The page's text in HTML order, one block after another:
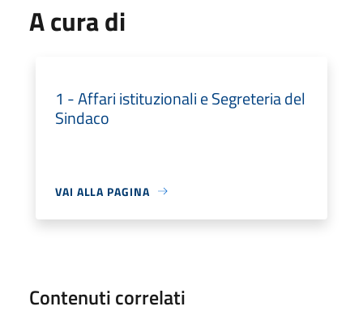
A cura di
1 - Affari istituzionali e Segreteria del
Sindaco
VAI ALLA PAGINA
Contenuti correlati